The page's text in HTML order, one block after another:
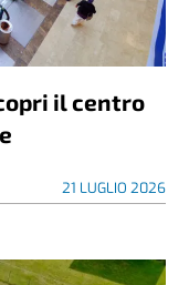
il centro
21 LUGLIO 2026